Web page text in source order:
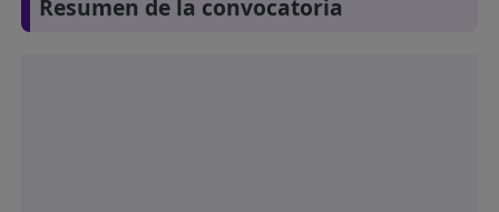
Resumen de la convocatoria